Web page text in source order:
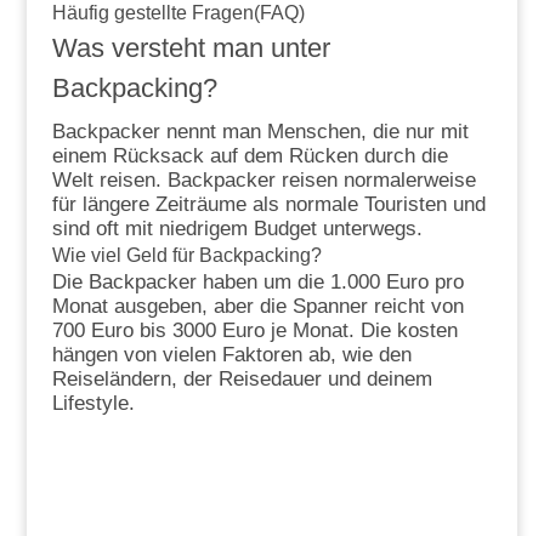
Häufig gestellte Fragen(FAQ)
Was versteht man unter
Backpacking?
Backpacker nennt man Menschen, die nur mit
einem Rücksack auf dem Rücken durch die
Welt reisen. Backpacker reisen normalerweise
für längere Zeiträume als normale Touristen und
sind oft mit niedrigem Budget unterwegs.
Wie viel Geld für Backpacking?
Die Backpacker haben um die 1.000 Euro pro
Monat ausgeben, aber die Spanner reicht von
700 Euro bis 3000 Euro je Monat. Die kosten
hängen von vielen Faktoren ab, wie den
Reiseländern, der Reisedauer und deinem
Lifestyle.